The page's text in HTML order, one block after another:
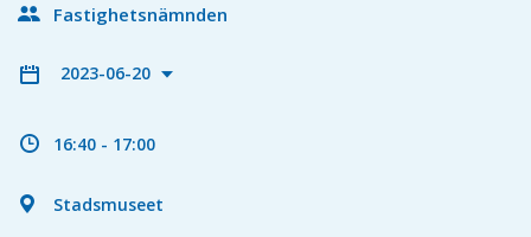
Fastighetsnämnden
2023-06-20
16:40 - 17:00
Stadsmuseet